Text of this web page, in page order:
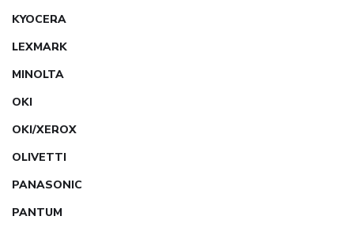
KYOCERA
LEXMARK
MINOLTA
OKI
OKI/XEROX
OLIVETTI
PANASONIC
PANTUM